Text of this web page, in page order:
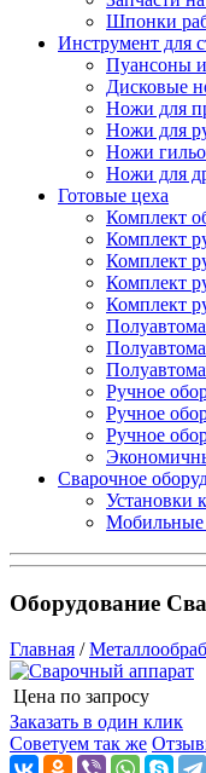
Шпонки
Инструмент для
Пуансоны
Дисковые
Ножи для
Ножи для
Ножи
Ножи для
Готовые цеха
Комплект
Комплект
Комплект
Комплект
Комплект
Ручное
Ручное
Ручное
Сварочное
Установки
Мобильные
Оборудование
Главная /
Цена по запросу
Заказать в один клик
Советуем так же